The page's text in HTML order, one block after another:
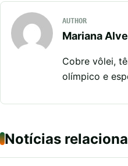
AUTHOR
Mariana
Cobre vôlei,
olímpico e
Notícias